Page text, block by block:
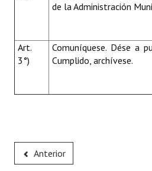
de la Administración
Art.
3°)
Comuníquese. Dése a
Cumplido, archívese.
Anterior